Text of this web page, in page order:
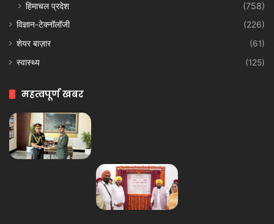
हिमाचल प्रदेश
(758)
विज्ञान-टेक्नॉलॉजी
(226)
शेयर बाज़ार
(61)
स्वास्थ्य
(125)
महत्वपूर्ण खबर